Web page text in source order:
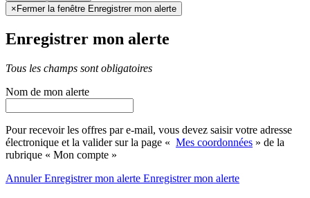
× Fermer la fenêtre Enregistrer mon alerte
Enregistrer mon alerte
Tous les champs sont obligatoires
Nom de mon alerte
Pour recevoir les offres par e-mail, vous devez saisir votre adresse
électronique et la valider sur la page « Mes coordonnées » de la
rubrique « Mon compte »
AnnulerEnregistrer mon alerte Enregistrermon alerte